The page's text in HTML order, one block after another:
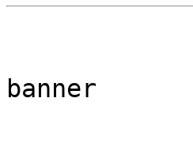
banner